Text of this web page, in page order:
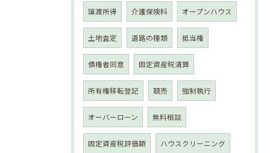
譲渡所得 介護保険料 オープンハウス
土地査定 道路の種類 抵当権
債権者同意 固定資産税清算
所有権移転登記 競売 強制執行
オーバーローン 無料相談
固定資産税評価額 ハウスクリーニング